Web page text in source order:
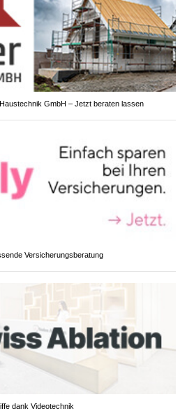
GmbH – Jetzt beraten lassen
Versicherungsberatung
dank Videotechnik